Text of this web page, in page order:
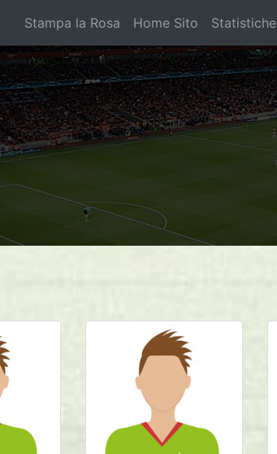
Stampa la Rosa Home Sito Statistiche